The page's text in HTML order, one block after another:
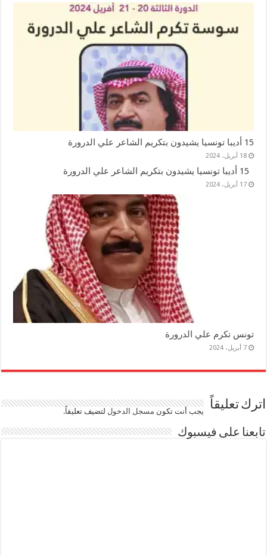
15 أديبا تونسيا يشيدون بتكريم الشاعر علي الدرورة
18 أبريل، 2024
17 أبريل، 2024
تونس تكرم علي الدرورة
7 أبريل، 2024
اترك تعليقاً يجب أنت تكون مسجل الدخوللتضيف تعليقاً.
تابعنا على فيسبوك